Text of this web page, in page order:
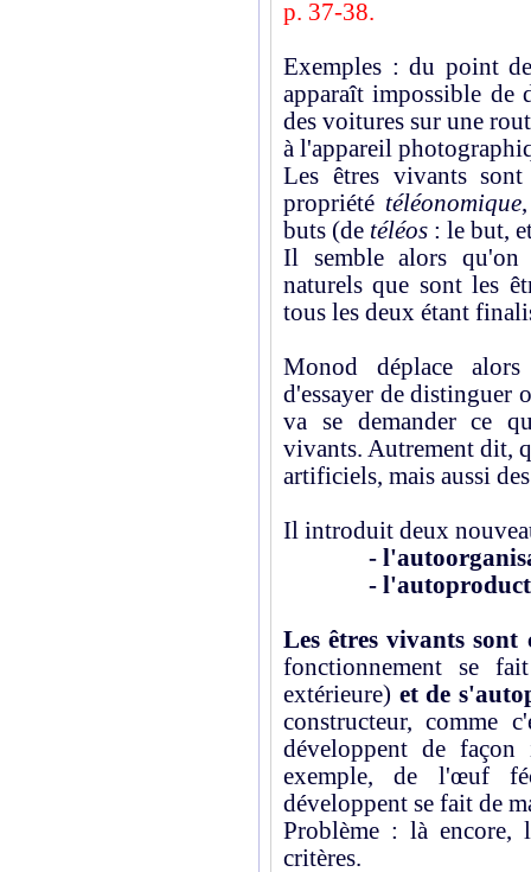
p. 37-38.
Exemples : du point
apparaît impossible de
des voitures sur une
à l'appareil
Les êtres vivants sont
propriété téléonomique
buts (de téléos : le but,
Il semble alors qu'on
naturels que sont les
tous les deux étant
Monod déplace
d'essayer de distinguer
va se demander ce
vivants. Autrement dit,
artificiels, mais aussi
Il introduit deux
-
-
Les êtres vivants sont
fonctionnement se
extérieure) et de
constructeur, comme
développent de façon
exemple, de l'œuf
développent se fait de
Problème : là encore,
critères.